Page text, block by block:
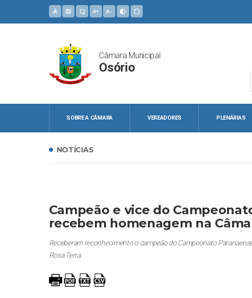
accessible map admin_panel_settings text_increase text_decrease contrast circle
Câmara Municipal
Osório
SOBRE A CÂMARA VEREADORES PLENÁRIAS
NOTÍCIAS
Campeão e vice do
recebem homenagem na
Receberam reconhecimento o campeão do Campeonato
Rosa Terra